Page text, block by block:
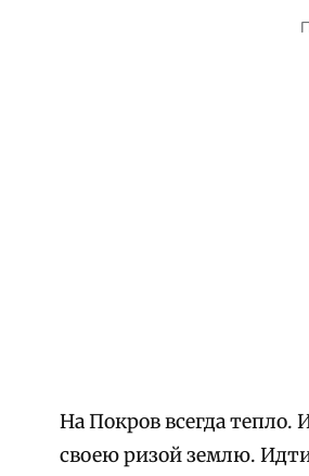
На Покров всегда
своею ризой землю.